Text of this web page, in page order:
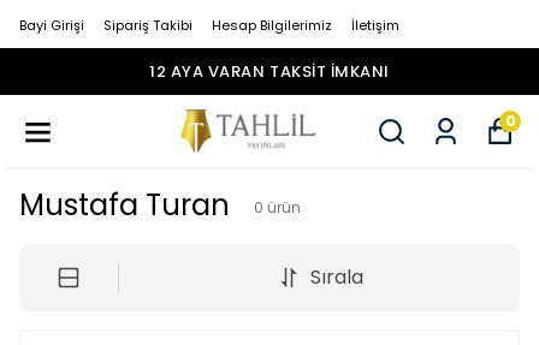
Bayi Girişi Sipariş Takibi Hesap Bilgilerimiz İletişim
12 AYA VARAN TAKSİT İMKANI
0
Mustafa Turan 0 ürün
Sırala